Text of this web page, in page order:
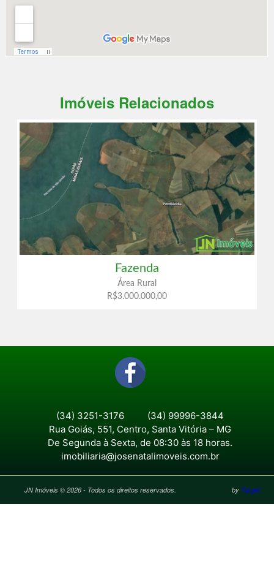
Imóveis Relacionados
Fazenda
Área Rural
R$3.000.000,00
(34) 3251-3176
(34) 99996-3844
Rua Goiás, 551, Centro, Santa Vitória – MG
De Segunda à Sexta, de 08:30 às 18 horas.
imobiliaria@josenatalimoveis.com.br
JN Imóveis © 2026 - Todos os direitos reservados. by Target